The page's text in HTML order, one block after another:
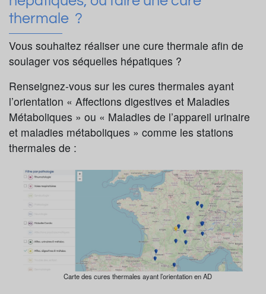
thermale ?
Vous souhaitez réaliser une cure thermale afin de
soulager vos séquelles hépatiques ?
Renseignez-vous sur les cures thermales ayant
l’orientation « Affections digestives et Maladies
Métaboliques » ou « Maladies de l’appareil urinaire
et maladies métaboliques » comme les stations
thermales de :
Carte des cures thermales ayant l’orientation en AD